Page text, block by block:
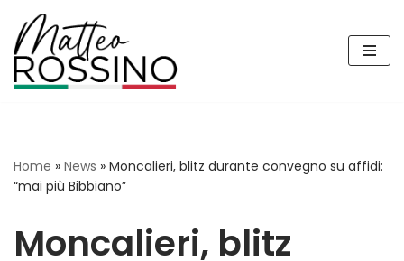
Vai
al
contenuto
Home » News » Moncalieri, blitz durante convegno su affidi:
“mai più Bibbiano”
Moncalieri, blitz